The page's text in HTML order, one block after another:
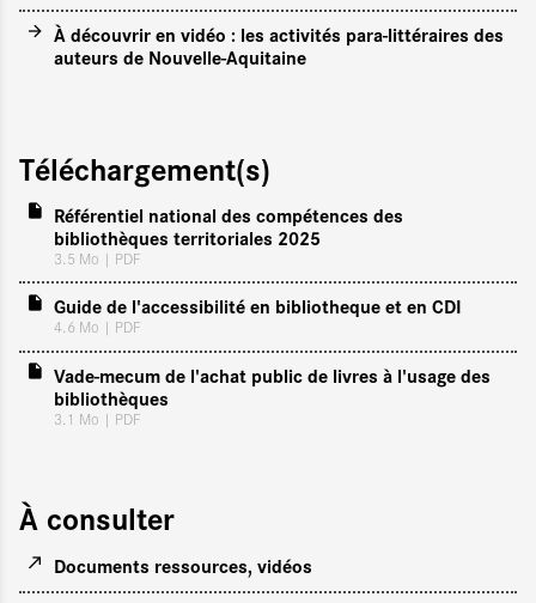
À découvrir en vidéo : les activités para-littéraires des
auteurs de Nouvelle-Aquitaine
Téléchargement(s)
Référentiel national des compétences des
bibliothèques territoriales 2025
3.5 Mo | PDF
Guide de l'accessibilité en bibliotheque et en CDI
4.6 Mo | PDF
Vade-mecum de l'achat public de livres à l'usage des
bibliothèques
3.1 Mo | PDF
À consulter
Documents ressources, vidéos